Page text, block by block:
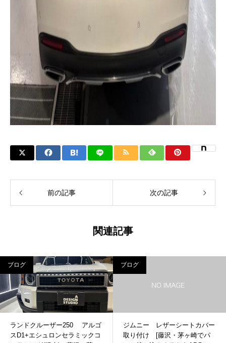
前の記事 次の記事
関連記事
ブログ
ランドクルーザー250 アルゴ
スD1+エシュロンセラミックコ
ブログ
ジムニー レザーシートカバー
取り付け [藤沢・茅ヶ崎でパ